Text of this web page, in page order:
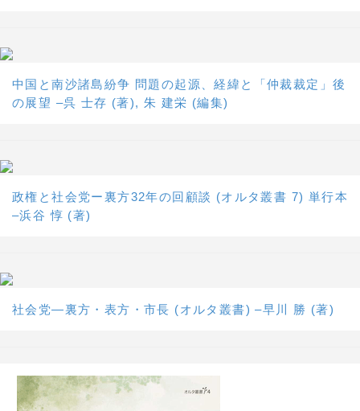
中国と南沙諸島紛争 問題の起源、経緯と「仲裁裁定」後
の展望 –呉 士存 (著), 朱 建栄 (編集)
政権と社会党ー裏方32年の回顧談 (オルタ叢書 7) 単行本
–浜谷 惇 (著)
社会党―裏方・表方・市長 (オルタ叢書) –早川 勝 (著)